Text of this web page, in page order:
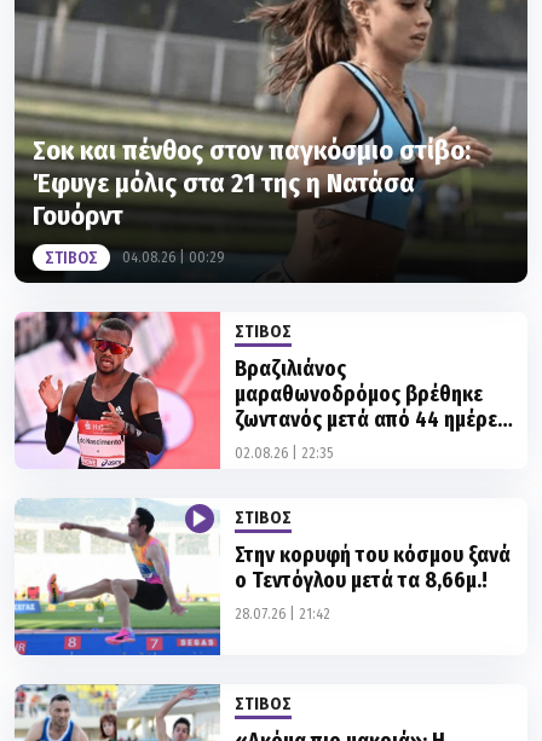
Σοκ και πένθος στον παγκόσμιο στίβο:
Έφυγε μόλις στα 21 της η Νατάσα
Γουόρντ
ΣΤΙΒΟΣ 04.08.26 | 00:29
ΣΤΙΒΟΣ
μαραθωνοδρόμος βρέθηκε
ζωντανός μετά από 44 ημέρες
εξαφάνισης
02.08.26 | 22:35
ο Τεντόγλου μετά τα 8,66μ.!
28.07.26 | 21:42
ξεχωριστή αφιέρωση του